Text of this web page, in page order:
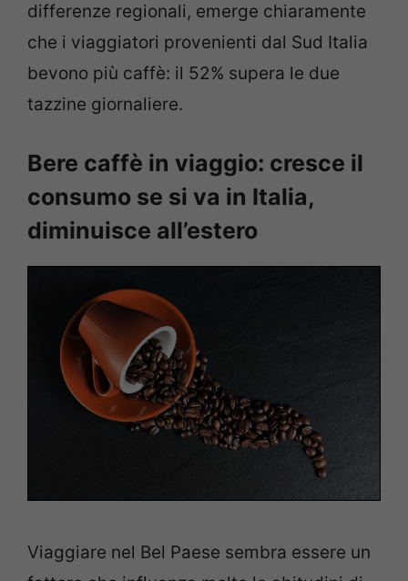
differenze regionali, emerge chiaramente
che i viaggiatori provenienti dal Sud Italia
bevono più caffè: il 52% supera le due
tazzine giornaliere.
Bere caffè in viaggio: cresce il
consumo se si va in Italia,
diminuisce all’estero
Viaggiare nel Bel Paese sembra essere un